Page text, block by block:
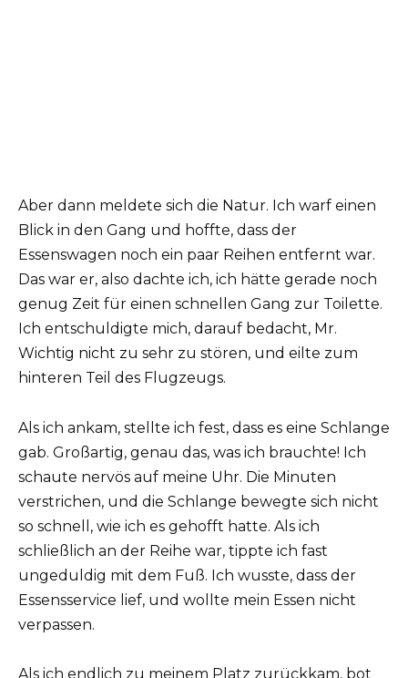
Aber dann meldete sich die Natur. Ich warf einen
Blick in den Gang und hoffte, dass der
Essenswagen noch ein paar Reihen entfernt war.
Das war er, also dachte ich, ich hätte gerade noch
genug Zeit für einen schnellen Gang zur Toilette.
Ich entschuldigte mich, darauf bedacht, Mr.
Wichtig nicht zu sehr zu stören, und eilte zum
hinteren Teil des Flugzeugs.
Als ich ankam, stellte ich fest, dass es eine Schlange
gab. Großartig, genau das, was ich brauchte! Ich
schaute nervös auf meine Uhr. Die Minuten
verstrichen, und die Schlange bewegte sich nicht
so schnell, wie ich es gehofft hatte. Als ich
schließlich an der Reihe war, tippte ich fast
ungeduldig mit dem Fuß. Ich wusste, dass der
Essensservice lief, und wollte mein Essen nicht
verpassen.
Als ich endlich zu meinem Platz zurückkam, bot